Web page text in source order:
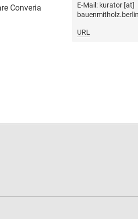
Converia
E-Mail: kurator [at]
bauenmitholz.berlin
URL